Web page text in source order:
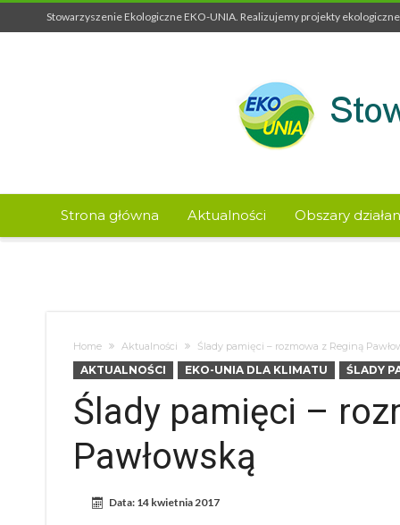
Stowarzyszenie Ekologiczne EKO-UNIA. Realizujemy projekty ekologiczne
Strona główna Aktualności Obszary
Home Aktualności Ślady pamięci – rozmowa z Reginą
AKTUALNOŚCI EKO-UNIA DLA KLIMATU ŚLADY
Ślady pamięci –
Pawłowską
Data: 14 kwietnia 2017